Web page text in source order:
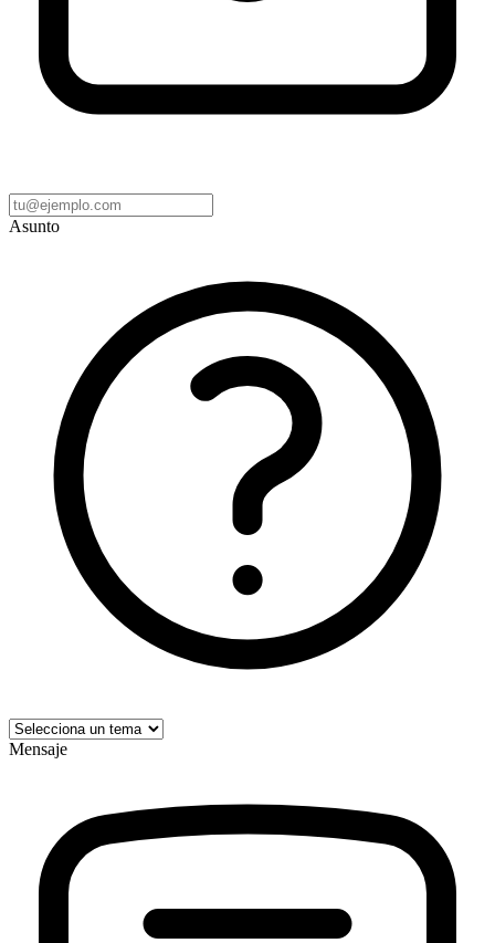
Asunto
Mensaje